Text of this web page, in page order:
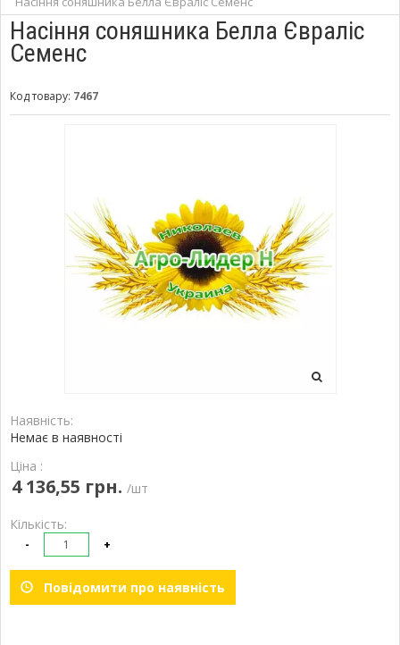
Насіння соняшника Белла Євраліс
Семенс
Код товару: 7467
Наявність:
Немає в наявності
Ціна :
4 136,55 грн. /шт
Кількість:
- +
Повідомити про наявність